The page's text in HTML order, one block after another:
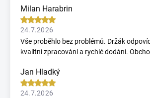
Milan Harabrin
24.7.2026
Vše proběhlo bez problémů. Držák
kvalitní zpracování a rychlé dodání.
Jan Hladký
24.7.2026